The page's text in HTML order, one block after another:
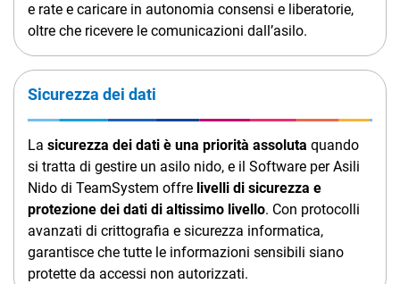
e rate e caricare in autonomia consensi e liberatorie,
oltre che ricevere le comunicazioni dall’asilo.
Sicurezza dei dati
La sicurezza dei dati è una priorità assoluta quando
si tratta di gestire un asilo nido, e il Software per Asili
Nido di TeamSystem offre livelli di sicurezza e
protezione dei dati di altissimo livello. Con protocolli
avanzati di crittografia e sicurezza informatica,
garantisce che tutte le informazioni sensibili siano
protette da accessi non autorizzati.